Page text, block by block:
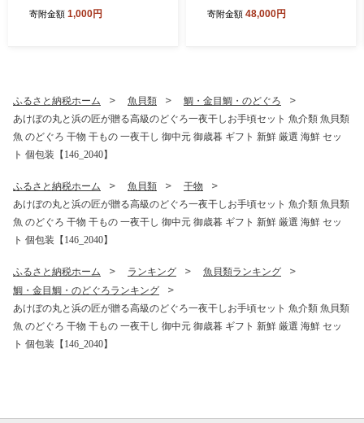
あとから選べる 選べる 選ぶ
寄附金額 1,000円
のどくろ 【038_1946】
寄附金額 48,000円
ふるさと納税ホーム 魚貝類
鯛・金目鯛・のどぐろ
あけぼの丸と浜の匠が贈る高級のどぐろ一夜干しお手頃セット 魚介類 魚貝類
魚 のどぐろ 干物 干もの 一夜干し 御中元 御歳暮 ギフト 新鮮 厳選 海鮮 セッ
ト 個包装【146_2040】
ふるさと納税ホーム 魚貝類
干物
あけぼの丸と浜の匠が贈る高級のどぐろ一夜干しお手頃セット 魚介類 魚貝類
魚 のどぐろ 干物 干もの 一夜干し 御中元 御歳暮 ギフト 新鮮 厳選 海鮮 セッ
ト 個包装【146_2040】
ふるさと納税ホーム ランキング
魚貝類ランキング
鯛・金目鯛・のどぐろランキング
あけぼの丸と浜の匠が贈る高級のどぐろ一夜干しお手頃セット 魚介類 魚貝類
魚 のどぐろ 干物 干もの 一夜干し 御中元 御歳暮 ギフト 新鮮 厳選 海鮮 セッ
ト 個包装【146_2040】